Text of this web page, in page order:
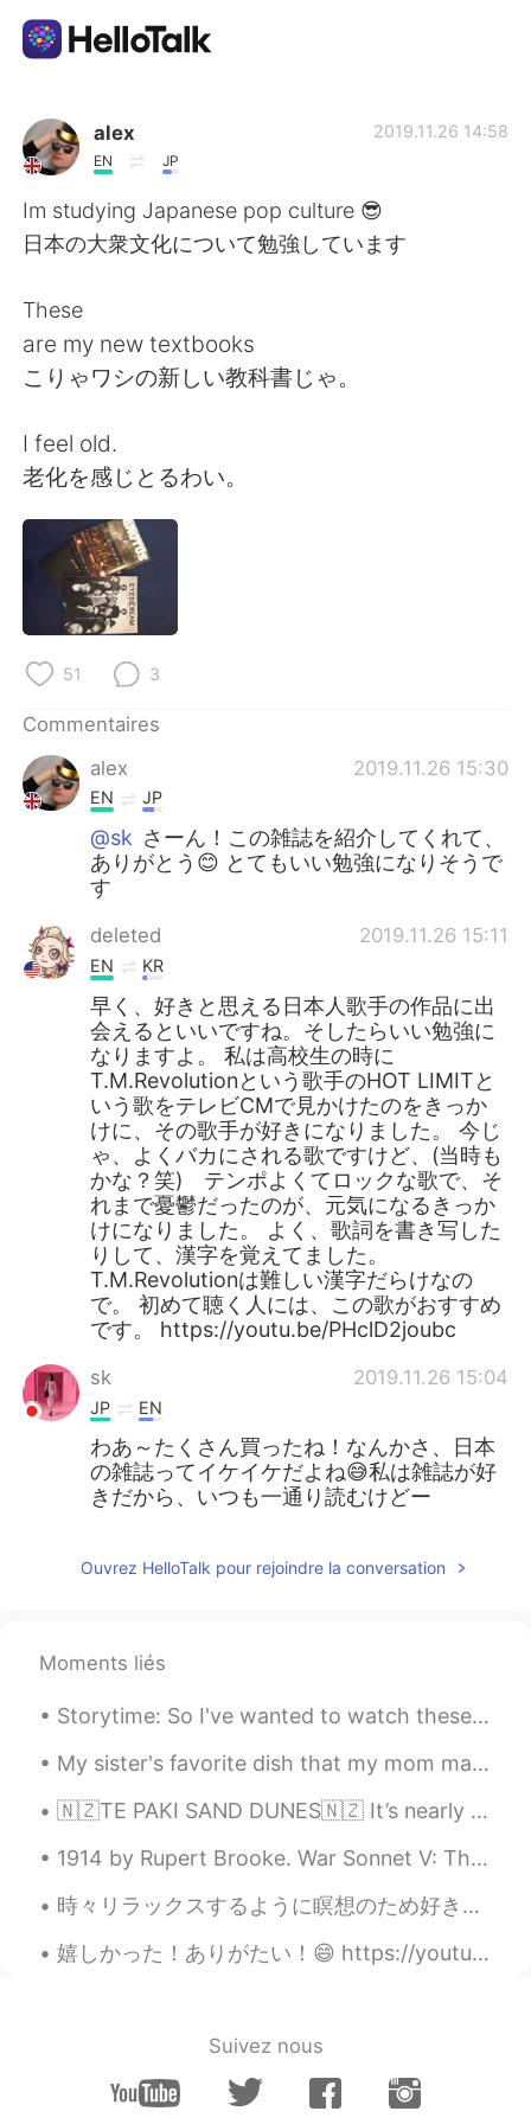
Appli d'échange linguistique
AI Grammar Checker
Français
English 简体中文
العربية Deutsch
日本語
Русский
Indonesia
Türkçe
Português
alex
EN JP
2019.11.26 14:58
Im studying Japanese pop culture 😎
日本の大衆文化について勉強しています
These
are my new textbooks
こりゃワシの新しい教科書じゃ。
I feel old.
老化を感じとるわい。
51 3
Commentaires
alex
2019.11.26 15:30
EN JP
@sk さーん！この雑誌を紹介してくれて、
ありがとう😊 とてもいい勉強になりそうで
す
deleted 2019.11.26 15:11
EN KR
早く、好きと思える日本人歌手の作品に出
会えるといいですね。そしたらいい勉強に
なりますよ。 私は高校生の時に
T.M.Revolutionという歌手のHOT LIMITと
いう歌をテレビCMで見かけたのをきっか
けに、その歌手が好きになりました。 今じ
ゃ、よくバカにされる歌ですけど、(当時も
かな？笑) テンポよくてロックな歌で、そ
れまで憂鬱だったのが、元気になるきっか
けになりました。 よく、歌詞を書き写した
りして、漢字を覚えてました。
T.M.Revolutionは難しい漢字だらけなの
で。 初めて聴く人には、この歌がおすすめ
です。 https://youtu.be/PHclD2joubc
sk 2019.11.26 15:04
JP EN
わあ～たくさん買ったね！なんかさ、日本
の雑誌ってイケイケだよね😅私は雑誌が好
きだから、いつも一通り読むけどー
Ouvrez HelloTalk pour rejoindre la conversation
Moments liés
Storytime: So I've wanted to watch these three movies at the cinema for a long time but haven't h...
My sister's favorite dish that my mom makes. I prefer yellow noodles over white. But soup makes m...
🇳🇿TE PAKI SAND DUNES🇳🇿 It’s nearly summer here in New Zealand, and I’m excited to go on more roa...
1914 by Rupert Brooke. War Sonnet V: The Soldier If I should die, think only this of me: Tha...
時々リラックスするように瞑想のため好きな文を書く Sometimes in order to relax I write things I enjoy for meditation 今回は1つ...
嬉しかった！ありがたい！😄 https://youtu.be/sy4IhE-KAEg 昨日山で寂しい道見に行ってた。緊張した。向こうから車来たら、どうすると思ってた。😱誰もいなかった。電波も...
Suivez nous